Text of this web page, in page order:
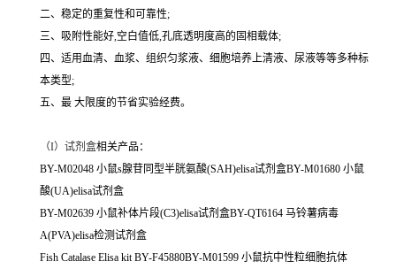
二、稳定的重复性和可靠性;
三、吸附性能好,空白值低,孔底透明度高的固相载体;
四、适用血清、血浆、组织匀浆液、细胞培养上清液、尿液等等多种标
本类型;
五、最 大限度的节省实验经费。
（I）试剂盒相关产品：
BY-M02048 小鼠s腺苷同型半胱氨酸(SAH)elisa试剂盒BY-M01680 小鼠
酸(UA)elisa试剂盒
BY-M02639 小鼠补体片段(C3)elisa试剂盒BY-QT6164 马铃薯病毒
A(PVA)elisa检测试剂盒
Fish Catalase Elisa kit BY-F45880BY-M01599 小鼠抗中性粒细胞抗体